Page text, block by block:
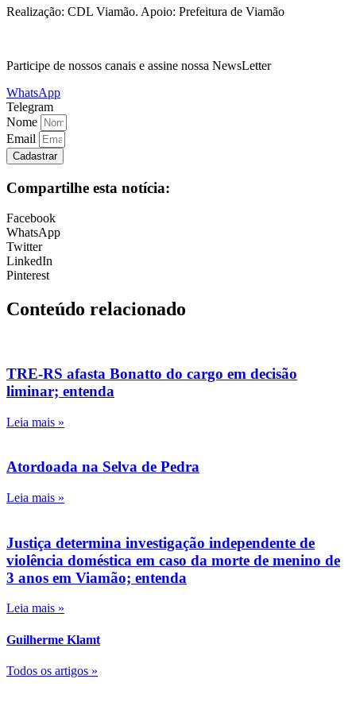
Realização: CDL Viamão. Apoio: Prefeitura de Viamão
Participe de nossos canais e assine nossa NewsLetter
WhatsApp
Telegram
Nome
Email
Cadastrar
Compartilhe esta notícia:
Facebook
WhatsApp
Twitter
LinkedIn
Pinterest
Conteúdo relacionado
TRE-RS afasta Bonatto do cargo em decisão
liminar; entenda
Leia mais »
Atordoada na Selva de Pedra
Leia mais »
Justiça determina investigação independente de
violência doméstica em caso da morte de menino de
3 anos em Viamão; entenda
Leia mais »
Guilherme Klamt
Todos os artigos »